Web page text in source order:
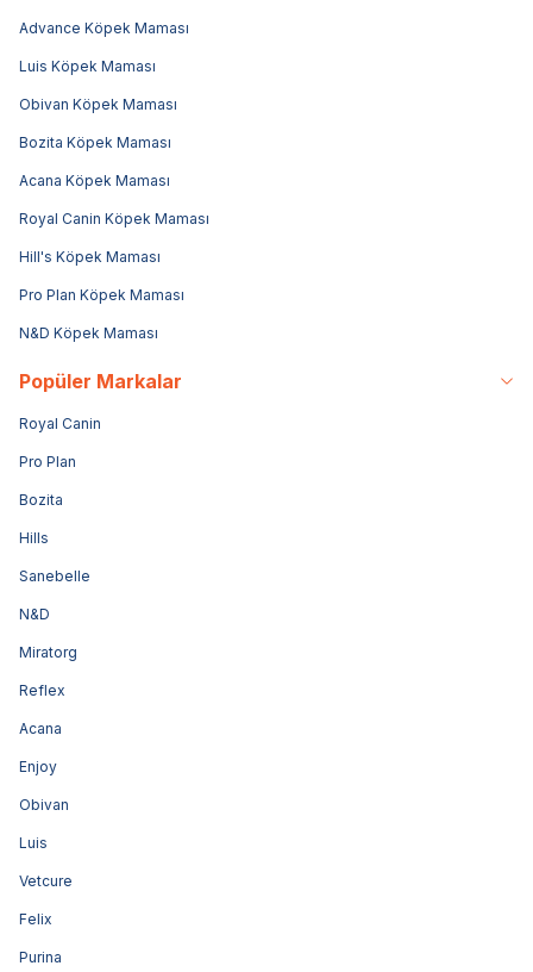
Advance Köpek Maması
Luis Köpek Maması
Obivan Köpek Maması
Bozita Köpek Maması
Acana Köpek Maması
Royal Canin Köpek Maması
Hill's Köpek Maması
Pro Plan Köpek Maması
N&D Köpek Maması
Popüler Markalar
Royal Canin
Pro Plan
Bozita
Hills
Sanebelle
N&D
Miratorg
Reflex
Acana
Enjoy
Obivan
Luis
Vetcure
Felix
Purina